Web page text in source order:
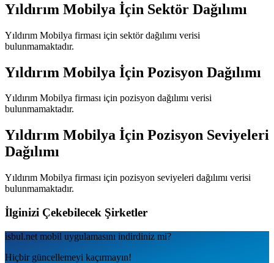
Yıldırım Mobilya İçin Sektör Dağılımı
Yıldırım Mobilya firması için sektör dağılımı verisi
bulunmamaktadır.
Yıldırım Mobilya İçin Pozisyon Dağılımı
Yıldırım Mobilya firması için pozisyon dağılımı verisi
bulunmamaktadır.
Yıldırım Mobilya İçin Pozisyon Seviyeleri
Dağılımı
Yıldırım Mobilya firması için pozisyon seviyeleri dağılımı verisi
bulunmamaktadır.
İlginizi Çekebilecek Şirketler
isbul.net mobil uygulamаsını indirdiniz mi?
Hiçbir güncellemeyi kaçırmayın!